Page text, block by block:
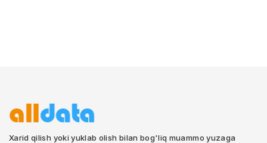
Xarid qilish yoki yuklab olish bilan bog'liq muammo yuzaga